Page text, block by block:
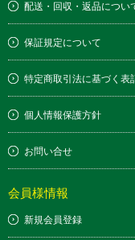
配送・回収・返品につい
保証規定について
特定商取引法に基づく表
個人情報保護方針
お問い合せ
会員様情報
新規会員登録